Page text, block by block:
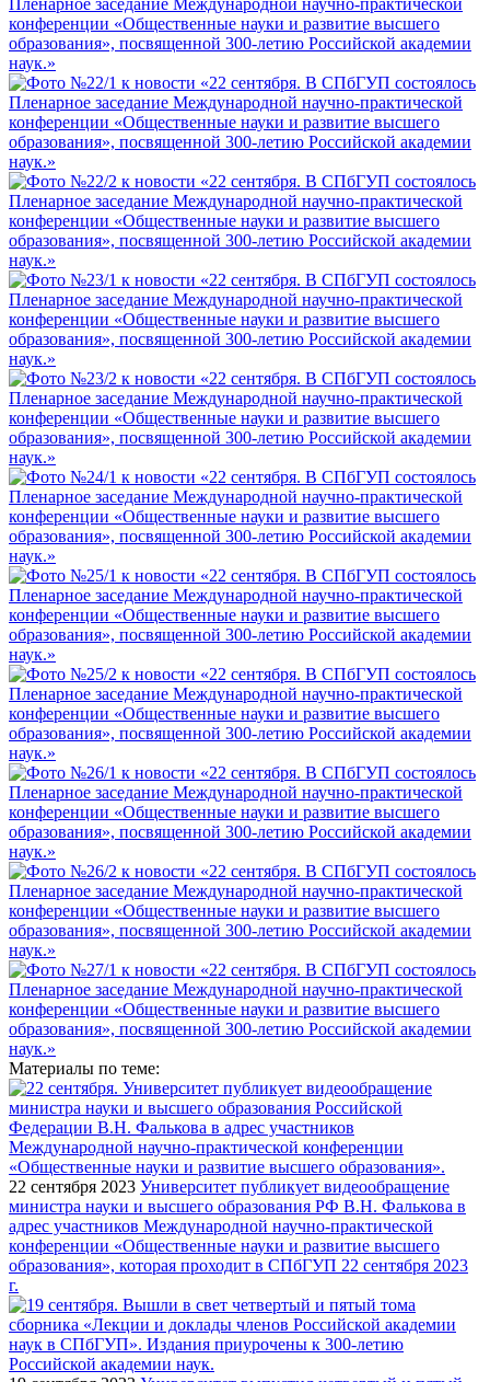
Материалы по теме:
22 сентября 2023 Университет публикует видеообращение
министра науки и высшего образования РФ В.Н. Фалькова в
адрес участников Международной научно-практической
конференции «Общественные науки и развитие высшего
образования», которая проходит в СПбГУП 22 сентября 2023
г.